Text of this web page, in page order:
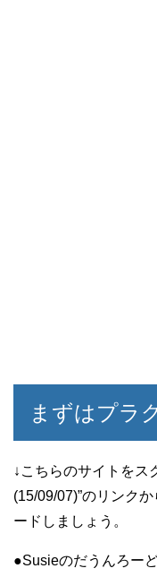
まずはプラ
↓こちらのサイトをス
(15/09/07)”のリンク
ードしましょう。
●Susieのだうんろー